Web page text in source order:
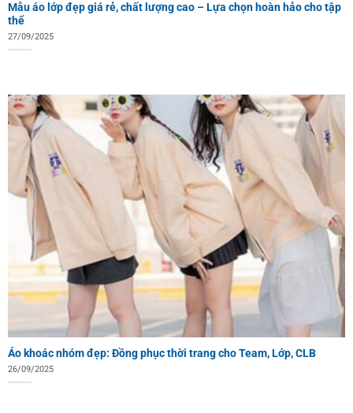
Mẫu áo lớp đẹp giá rẻ, chất lượng cao – Lựa chọn hoàn hảo cho tập
thể
27/09/2025
Áo khoác nhóm đẹp: Đồng phục thời trang cho Team, Lớp, CLB
26/09/2025